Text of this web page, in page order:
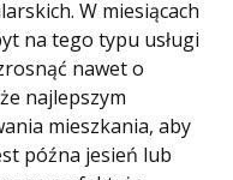
W miesiącach
na tego typu usługi
nawet o
najlepszym
mieszkania, aby
późna jesień lub